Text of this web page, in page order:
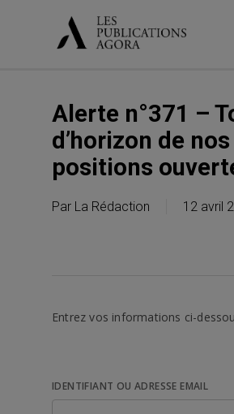
Alerte n°371 –
d’horizon de nos
positions
Par La Rédaction 12 avril
Entrez vos informations ci-
IDENTIFIANT OU ADRESSE EMAIL